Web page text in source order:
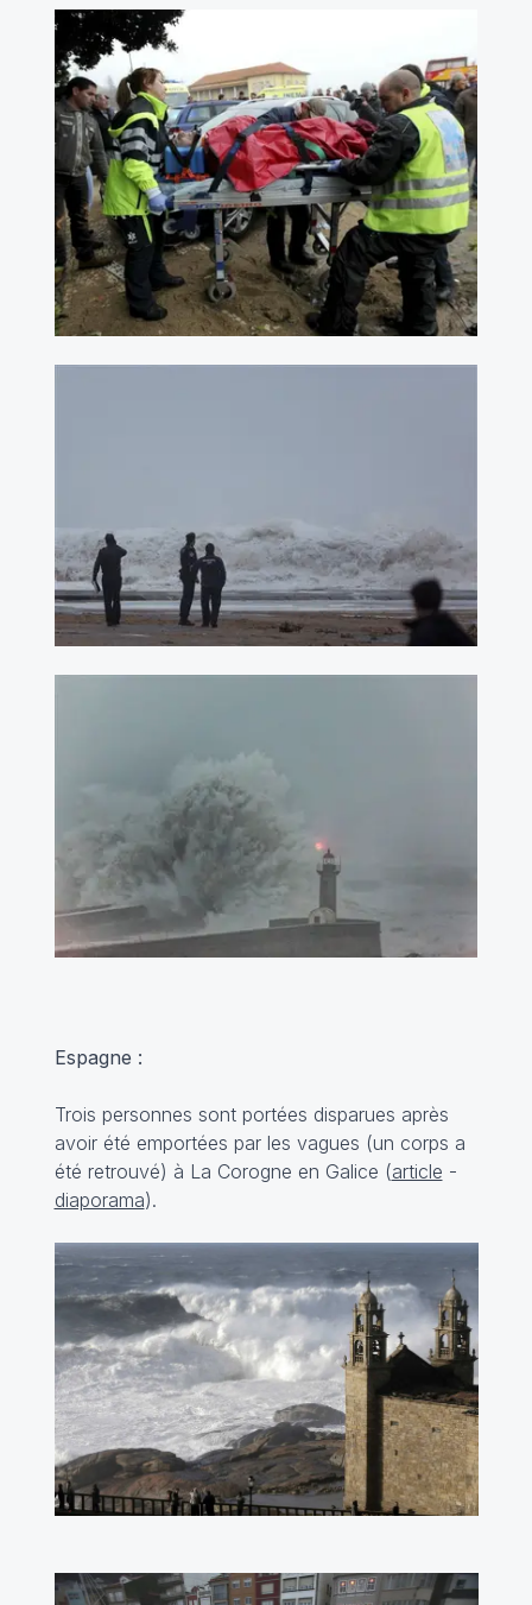
Espagne :
Trois personnes sont portées disparues après
avoir été emportées par les vagues (un corps a
été retrouvé) à La Corogne en Galice (article -
diaporama).